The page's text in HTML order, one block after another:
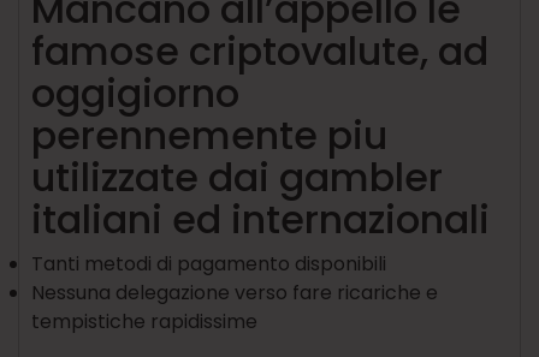
famose criptovalute, ad
oggigiorno
perennemente piu
utilizzate dai gambler
italiani ed internazionali
Tanti metodi di pagamento disponibili
Nessuna delegazione verso fare ricariche e
tempistiche rapidissime